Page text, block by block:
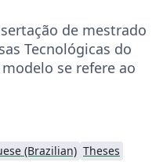
de mestrado
Tecnológicas do
modelo se refere ao
(Brazilian) Theses